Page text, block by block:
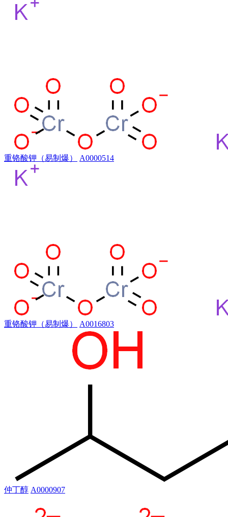
重铬酸钾（易制爆） A0000514
重铬酸钾（易制爆） A0016803
仲丁醇 A0000907